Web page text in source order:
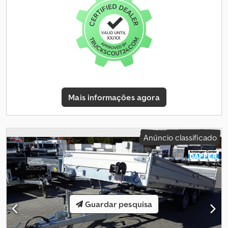
robustas com dupla ação Chassi e estrutura - Plataforma de
carga baixa, apenas 34 cm de altura - Engate de esfera com
indicador de segurança - Chassi totalmente soldado e
galvanizado por imersão a quente - Lanço em V aparafusado -
Rodízio automático HAPERT ajustável em altura, com roda
endurecida Plataforma de carga e piso - Piso contínuo em
madeira compensada antiderrapante e impermeável -
d’água - Espessura de 15 mm - Estribo de acesso na parte traseira
Instalações de iluminação - Com luz de marcha à ré - Com luz de
nevoeiro traseira Chedpfx Apsi A D Tajboa - Com duas luzes
- Eixo robusto com suspensão de borracha - Com sistema
automático de marcha à ré - Rolamentos compactos, isentos de
manutenção - Bordas laterais robustas e resistentes a impactos
com HAPERT Safety Steps - Equipado com guarda-lamas - Calços
de roda com suporte Opções de fixação e amarração - Sistema
de fixação de carga da HAPERT, certificado pelo TÜV - 10 argolas
de amarração rebaixadas integradas ao quadro, conforme norma
DIN, 1000 dAN (Kg) por argola - Trilho Combi Protect Documentos
e custos de transporte - Custos de transporte até nós já
Mais informações agora
Anúncio classificado
Guardar pesquisa